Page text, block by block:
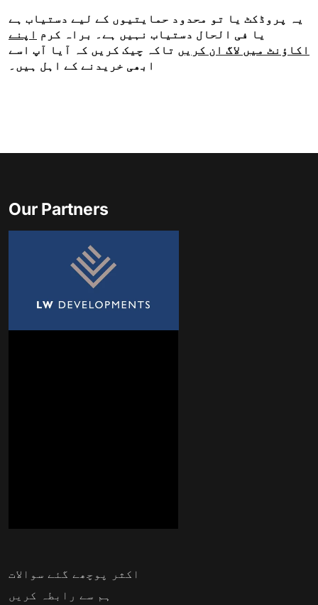
یہ پروڈکٹ یا تو محدود حمایتیوں کے لیے دستیاب ہے
یا فی الحال دستیاب نہیں ہے۔ براہ کرم اپنے
اکاؤنٹ میں لاگ ان کریں تاکہ چیک کریں کہ آیا آپ اسے
ابھی خریدنے کے اہل ہیں۔
اکثر پوچھے گئے سوالات
ہم سے رابطہ کریں
Our Partners